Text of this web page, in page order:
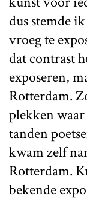
dus stemde
vroeg te
dat contrast
exposeren,
Rotterdam.
plekken
tanden
kwam zelf
Rotterdam.
bekende